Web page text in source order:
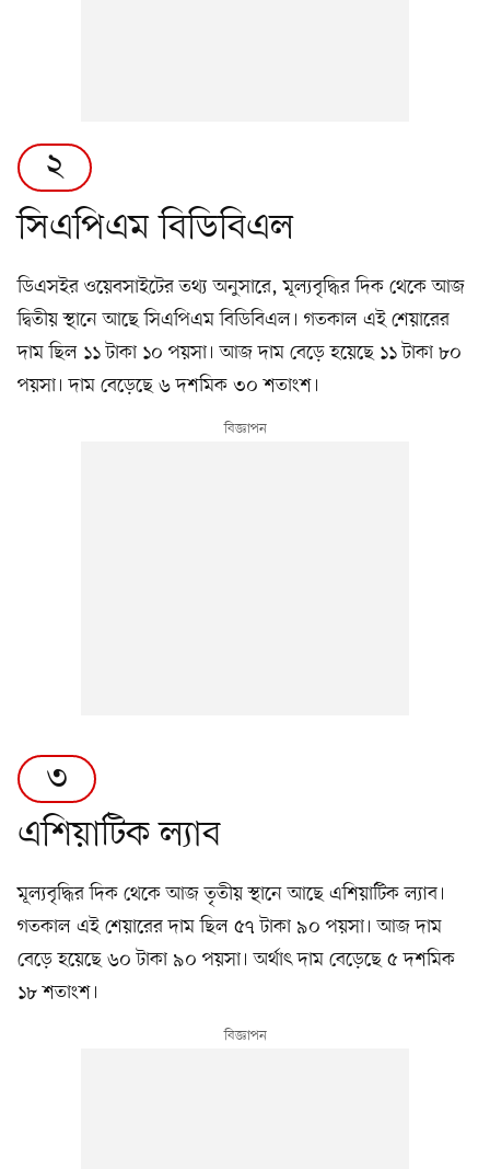
২
সিএপিএম বিডিবিএল
ডিএসইর ওয়েবসাইটের তথ্য অনুসারে, মূল্যবৃদ্ধির দিক থেকে আজ
দ্বিতীয় স্থানে আছে সিএপিএম বিডিবিএল। গতকাল এই শেয়ারের
দাম ছিল ১১ টাকা ১০ পয়সা। আজ দাম বেড়ে হয়েছে ১১ টাকা ৮০
পয়সা। দাম বেড়েছে ৬ দশমিক ৩০ শতাংশ।
৩
এশিয়াটিক ল্যাব
মূল্যবৃদ্ধির দিক থেকে আজ তৃতীয় স্থানে আছে এশিয়াটিক ল্যাব।
গতকাল এই শেয়ারের দাম ছিল ৫৭ টাকা ৯০ পয়সা। আজ দাম
বেড়ে হয়েছে ৬০ টাকা ৯০ পয়সা। অর্থাৎ দাম বেড়েছে ৫ দশমিক
১৮ শতাংশ।